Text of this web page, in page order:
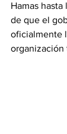
Hamas hasta
de que el
oficialmente
organización